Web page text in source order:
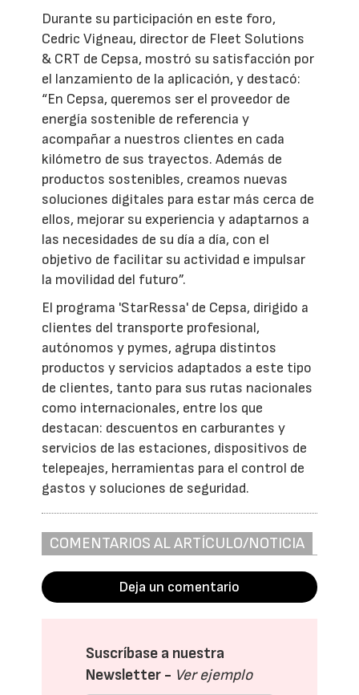
Durante su participación en este foro,
Cedric Vigneau, director de Fleet Solutions
& CRT de Cepsa, mostró su satisfacción por
el lanzamiento de la aplicación, y destacó:
“En Cepsa, queremos ser el proveedor de
energía sostenible de referencia y
acompañar a nuestros clientes en cada
kilómetro de sus trayectos. Además de
productos sostenibles, creamos nuevas
soluciones digitales para estar más cerca de
ellos, mejorar su experiencia y adaptarnos a
las necesidades de su día a día, con el
objetivo de facilitar su actividad e impulsar
la movilidad del futuro”.
El programa 'StarRessa' de Cepsa, dirigido a
clientes del transporte profesional,
autónomos y pymes, agrupa distintos
productos y servicios adaptados a este tipo
de clientes, tanto para sus rutas nacionales
como internacionales, entre los que
destacan: descuentos en carburantes y
servicios de las estaciones, dispositivos de
telepeajes, herramientas para el control de
gastos y soluciones de seguridad.
COMENTARIOS AL ARTÍCULO/NOTICIA
Deja un comentario
Suscríbase a nuestra
Newsletter - Ver ejemplo